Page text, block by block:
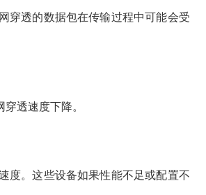
穿透的数据包在传输过程中可能会受
透速度下降。
度。这些设备如果性能不足或配置不